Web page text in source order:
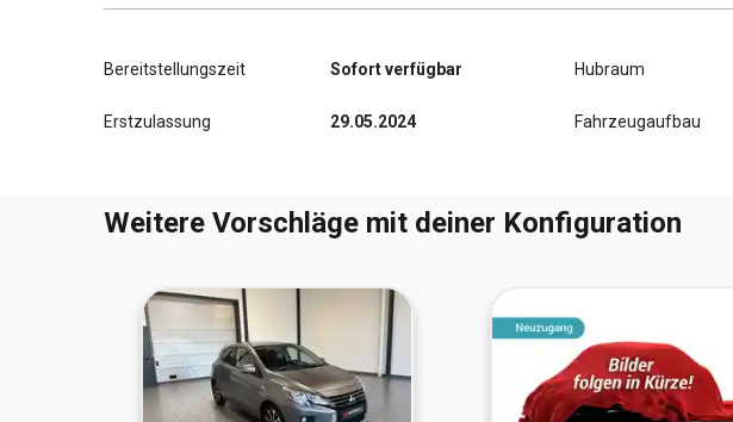
Bereitstellungszeit Sofort verfügbar
Erstzulassung 29.05.2024
Hubraum
Fahrzeugaufbau
Weitere Vorschläge mit deiner Konfiguration